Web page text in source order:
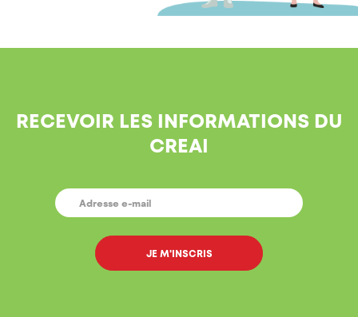
RECEVOIR LES INFORMATIONS DU
CREAI
E-
MAIL *